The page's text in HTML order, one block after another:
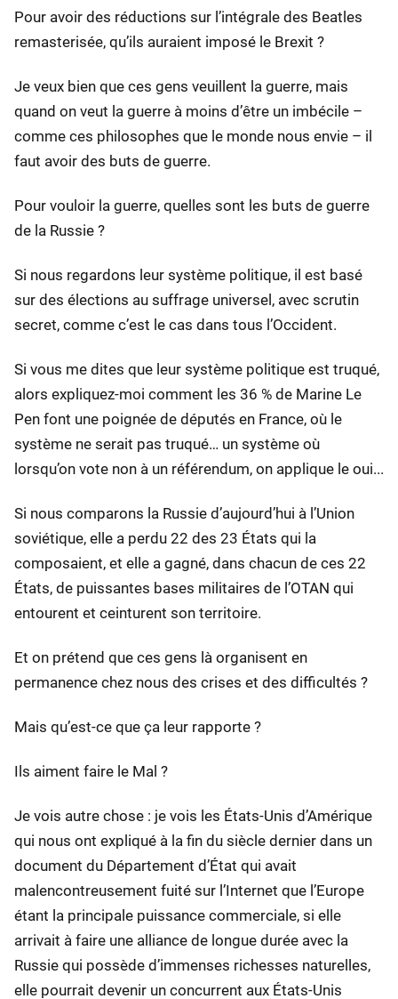
Pour avoir des réductions sur l’intégrale des Beatles
remasterisée, qu’ils auraient imposé le Brexit ?
Je veux bien que ces gens veuillent la guerre, mais
quand on veut la guerre à moins d’être un imbécile –
comme ces philosophes que le monde nous envie – il
faut avoir des buts de guerre.
Pour vouloir la guerre, quelles sont les buts de guerre
de la Russie ?
Si nous regardons leur système politique, il est basé
sur des élections au suffrage universel, avec scrutin
secret, comme c’est le cas dans tous l’Occident.
Si vous me dites que leur système politique est truqué,
alors expliquez-moi comment les 36 % de Marine Le
Pen font une poignée de députés en France, où le
système ne serait pas truqué… un système où
lorsqu’on vote non à un référendum, on applique le oui...
Si nous comparons la Russie d’aujourd’hui à l’Union
soviétique, elle a perdu 22 des 23 États qui la
composaient, et elle a gagné, dans chacun de ces 22
États, de puissantes bases militaires de l’OTAN qui
entourent et ceinturent son territoire.
Et on prétend que ces gens là organisent en
permanence chez nous des crises et des difficultés ?
Mais qu’est-ce que ça leur rapporte ?
Ils aiment faire le Mal ?
Je vois autre chose : je vois les États-Unis d’Amérique
qui nous ont expliqué à la fin du siècle dernier dans un
document du Département d’État qui avait
malencontreusement fuité sur l’Internet que l’Europe
étant la principale puissance commerciale, si elle
arrivait à faire une alliance de longue durée avec la
Russie qui possède d’immenses richesses naturelles,
elle pourrait devenir un concurrent aux États-Unis